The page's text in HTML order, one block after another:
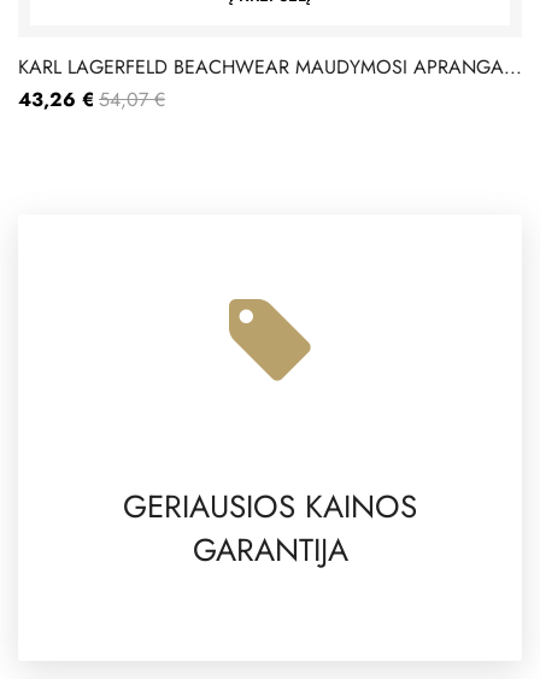
KARL LAGERFELD BEACHWEAR MAUDYMOSI APRANGA...
43,26 € 54,07 €
GERIAUSIOS KAINOS
GARANTIJA